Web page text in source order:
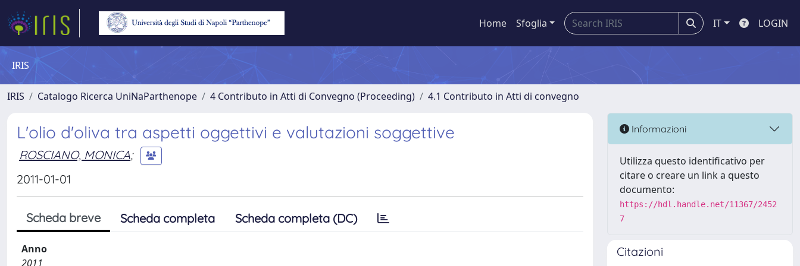
Home Sfoglia IT LOGIN
IRIS
IRIS Catalogo Ricerca UniNaParthenope 4 Contributo in Atti di Convegno (Proceeding) 4.1 Contributo in Atti di convegno
L'olio d'oliva tra aspetti oggettivi e valutazioni soggettive
ROSCIANO, MONICA;
2011-01-01
Scheda breve Scheda completa Scheda completa (DC)
Anno
2011
Informazioni
Utilizza questo identificativo per
citare o creare un link a questo
documento:
https://hdl.handle.net/11367/2452
7
Citazioni